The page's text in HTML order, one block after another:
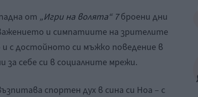
от „Игри на волята“ 7броени дни
и симпатиите на зрителите
с достойното си мъжко поведение в
за себе си в социалните мрежи.
спортен дух в сина си Ноа – с